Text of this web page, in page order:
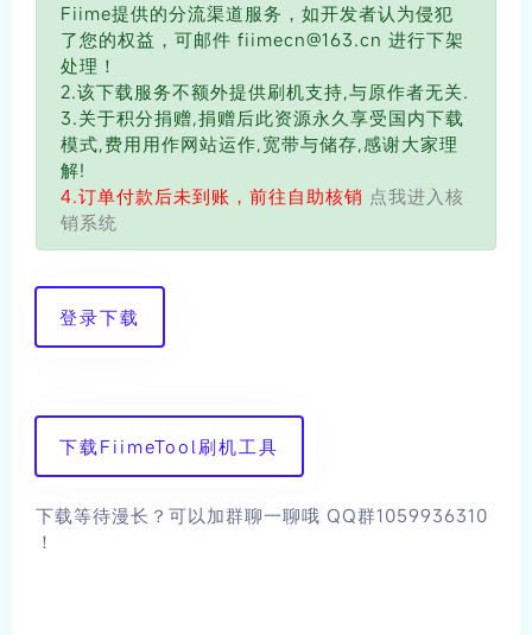
Fiime提供的分流渠道服务，如开发者认为侵犯
了您的权益，可邮件 fiimecn@163.cn 进行下架
处理！
2.该下载服务不额外提供刷机支持,与原作者无关.
3.关于积分捐赠,捐赠后此资源永久享受国内下载
模式,费用用作网站运作,宽带与储存,感谢大家理
解!
4.订单付款后未到账，前往自助核销 点我进入核
销系统
登录下载
下载FiimeTool刷机工具
下载等待漫长？可以加群聊一聊哦 QQ群1059936310
！